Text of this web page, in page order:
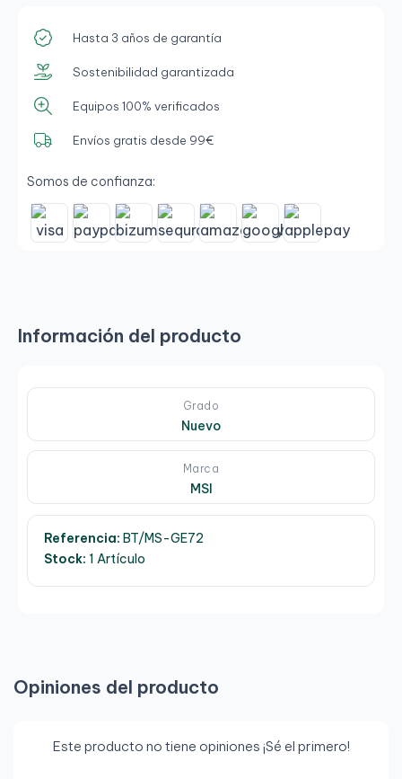
Hasta 3 años de garantía
Sostenibilidad garantizada
Equipos 100% verificados
Envíos gratis desde 99€
Somos de confianza:
Información del producto
Grado
Nuevo
Marca
MSI
Referencia: BT/MS-GE72
Stock: 1 Artículo
Opiniones del producto
Este producto no tiene opiniones ¡Sé el primero!